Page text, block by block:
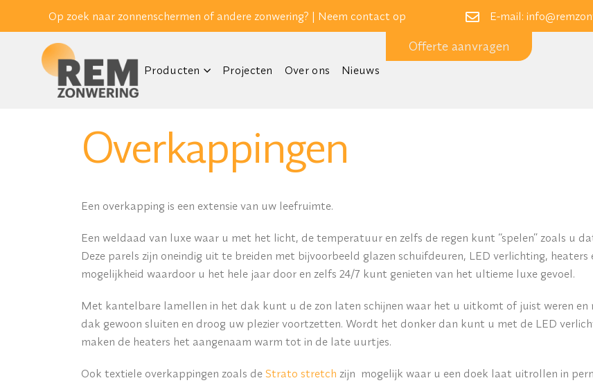
Op zoek naar zonnenschermen of andere zonwering? | Neem contact op E-mail:
Producten Projecten Over ons Nieuws
Offerte aanvragen
Overkappingen
Een overkapping is een extensie van uw leefruimte.
Een weldaad van luxe waar u met het licht, de temperatuur en zelfs de regen kunt “spelen” zoals u
Deze parels zijn oneindig uit te breiden met bijvoorbeeld glazen schuifdeuren, LED verlichting, heaters
mogelijkheid waardoor u het hele jaar door en zelfs 24/7 kunt genieten van het ultieme luxe gevoel.
Met kantelbare lamellen in het dak kunt u de zon laten schijnen waar het u uitkomt of juist weren
dak gewoon sluiten en droog uw plezier voortzetten. Wordt het donker dan kunt u met de LED
maken de heaters het aangenaam warm tot in de late uurtjes.
Ook textiele overkappingen zoals de Strato stretch zijn mogelijk waar u een doek laat uitrollen in